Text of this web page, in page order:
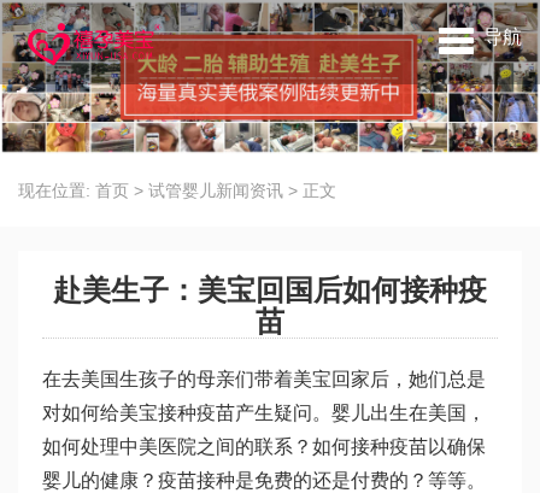
导航
现在位置: 首页 > 试管婴儿新闻资讯 > 正文
赴美生子：美宝回国后如何接种疫
苗
在去美国生孩子的母亲们带着美宝回家后，她们总是
对如何给美宝接种疫苗产生疑问。婴儿出生在美国，
如何处理中美医院之间的联系？如何接种疫苗以确保
婴儿的健康？疫苗接种是免费的还是付费的？等等。